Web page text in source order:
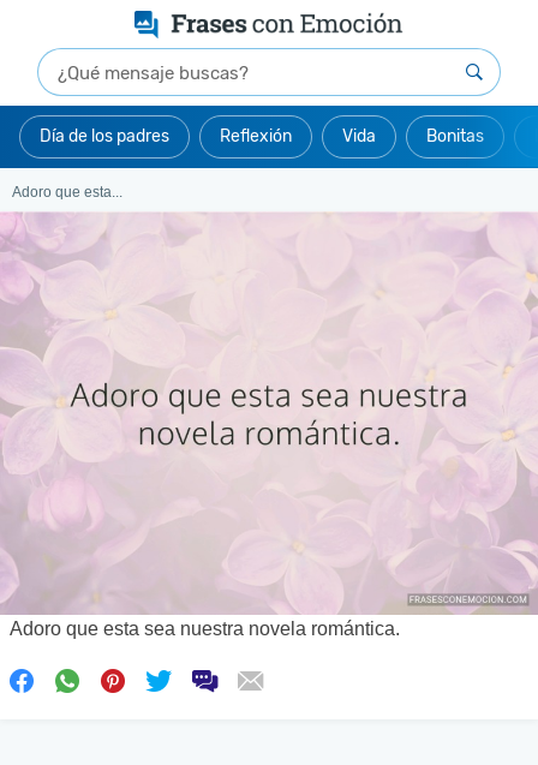
Día de los padres Reflexión Vida Bonitas
Adoro que esta...
Adoro que esta sea nuestra novela romántica.